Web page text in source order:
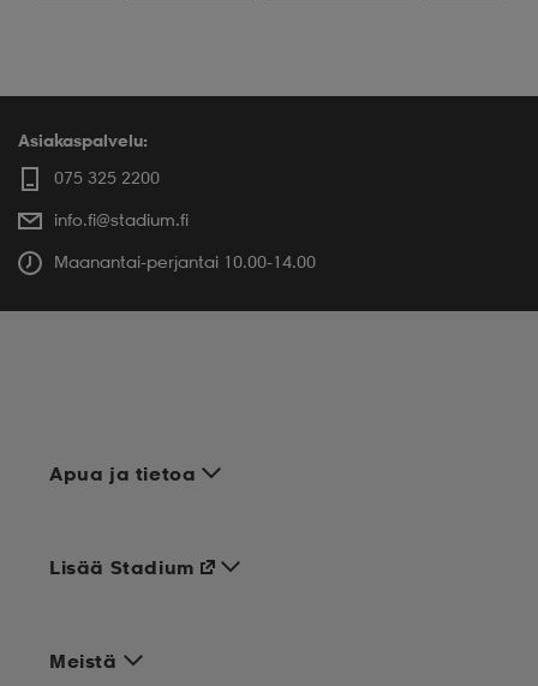
Asiakaspalvelu:
075 325 2200
info.fi@stadium.fi
Maanantai-perjantai 10.00-14.00
Apua ja tietoa
Meistä
Lisää Stadium